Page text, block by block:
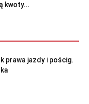
kwoty...
prawa jazdy i pościg.